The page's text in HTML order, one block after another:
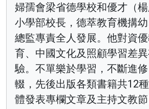
婦孺會梁省德學校和優才（
小學部校長，德萃教育機搆
總監專責全人發展。他對資
育、中國文化及照顧學習差
驗。不單樂於學習，不斷進
輟，先後出版各類書籍共12
體發表專欄文章及主持文教節